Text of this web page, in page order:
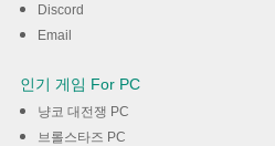
Discord
Email
인기 게임 For PC
냥코 대전쟁 PC
브롤스타즈 PC